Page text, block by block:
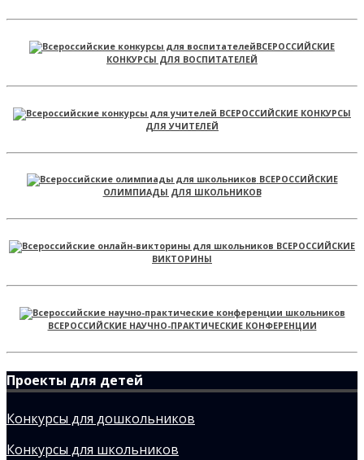
ВСЕРОССИЙСКИЕ
КОНКУРСЫ ДЛЯ ВОСПИТАТЕЛЕЙ
ВСЕРОССИЙСКИЕ КОНКУРСЫ
ДЛЯ УЧИТЕЛЕЙ
ВСЕРОССИЙСКИЕ
ОЛИМПИАДЫ ДЛЯ ШКОЛЬНИКОВ
ВСЕРОССИЙСКИЕ
ВИКТОРИНЫ
ВСЕРОССИЙСКИЕ НАУЧНО-ПРАКТИЧЕСКИЕ КОНФЕРЕНЦИИ
Проекты для детей
Конкурсы для дошкольников
Конкурсы для школьников